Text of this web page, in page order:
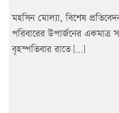
মহসিন মোল্যা, বিশেষ
পরিবারের উপার্জনের একমাত্র
বৃহস্পতিবার রাতে […]